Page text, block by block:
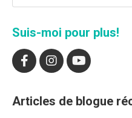
Suis-moi pour plus!
Articles de blogue